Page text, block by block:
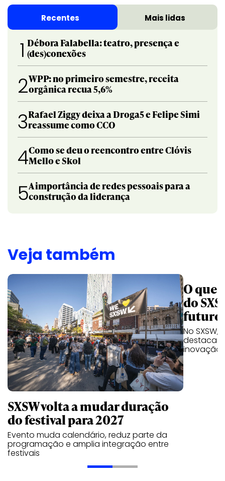
Recentes Mais lidas
1 Débora Falabella: teatro, presença e
(des)conexões
2WPP: no primeiro semestre, receita
orgânica recua 5,6%
3Rafael Ziggy deixa a Droga5 e Felipe Simi
reassume como CCO
4Como se deu o reencontro entre Clóvis
Mello e Skol
5A importância de redes pessoais para a
construção da liderança
Veja também
SXSW volta a mudar duração
do festival para 2027
Evento muda calendário, reduz parte da
programação e amplia integração entre
festivais
O que
do
futuro
No
inovação